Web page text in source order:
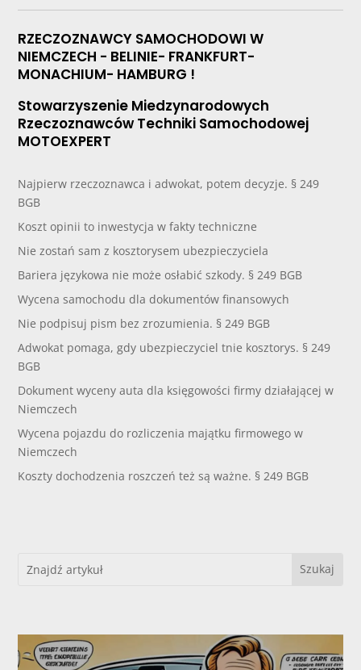
RZECZOZNAWCY SAMOCHODOWI W
NIEMCZECH - BELINIE- FRANKFURT-
MONACHIUM- HAMBURG !
Stowarzyszenie Miedzynarodowych
Rzeczoznawców Techniki Samochodowej
MOTOEXPERT
Najpierw rzeczoznawca i adwokat, potem decyzje. § 249
BGB
Koszt opinii to inwestycja w fakty techniczne
Nie zostań sam z kosztorysem ubezpieczyciela
Bariera językowa nie może osłabić szkody. § 249 BGB
Wycena samochodu dla dokumentów finansowych
Nie podpisuj pism bez zrozumienia. § 249 BGB
Adwokat pomaga, gdy ubezpieczyciel tnie kosztorys. § 249
BGB
Dokument wyceny auta dla księgowości firmy działającej w
Niemczech
Wycena pojazdu do rozliczenia majątku firmowego w
Niemczech
Koszty dochodzenia roszczeń też są ważne. § 249 BGB